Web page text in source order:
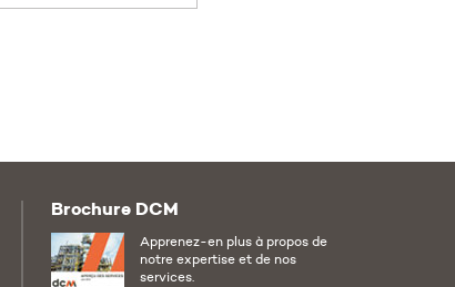
Brochure DCM
Apprenez-en plus à propos de
notre expertise et de nos
services.